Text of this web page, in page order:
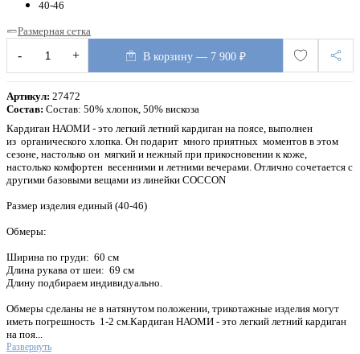
40-46
Размерная сетка
- + В корзину — 7 900 ₽
Артикул: 27472
Состав: Состав: 50% хлопок, 50% вискоза
Кардиган НАОМИ - это легкий летний кардиган на поясе, выполнен
из органического хлопка. Он подарит много приятных моментов в этом
сезоне, настолько он мягкий и нежный при прикосновении к коже,
настолько комфортен весенними и летними вечерами. Отлично сочетается с
другими базовыми вещами из линейки COCCON
Размер изделия единый (40-46)
Обмеры:
Ширина по груди: 60 см
Длина рукава от шеи: 69 см
Длину подбираем индивидуально.
Обмеры сделаны не в натянутом положении, трикотажные изделия могут
иметь погрешность 1-2 см.Кардиган НАОМИ - это легкий летний кардиган
на поя...
Развернуть